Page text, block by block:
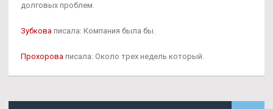
долговых проблем.
Зубкова писала: Компания была бы.
Прохорова писала: Около трех недель который.